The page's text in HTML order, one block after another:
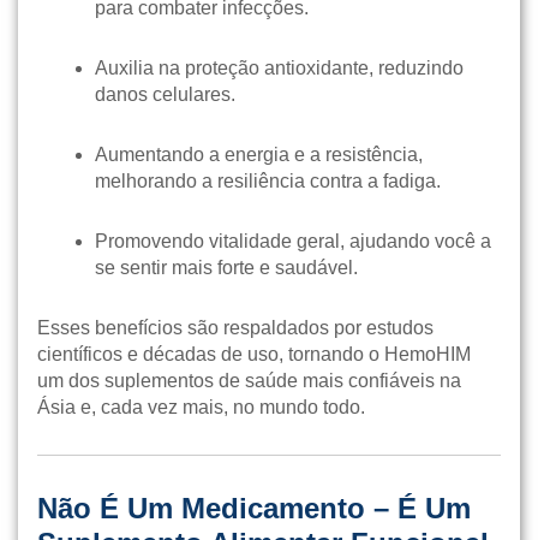
para combater infecções.
Auxilia na proteção antioxidante, reduzindo
danos celulares.
Aumentando a energia e a resistência,
melhorando a resiliência contra a fadiga.
Promovendo vitalidade geral, ajudando você a
se sentir mais forte e saudável.
Esses benefícios são respaldados por estudos
científicos e décadas de uso, tornando o HemoHIM
um dos suplementos de saúde mais confiáveis na
Ásia e, cada vez mais, no mundo todo.
Não É Um Medicamento – É Um